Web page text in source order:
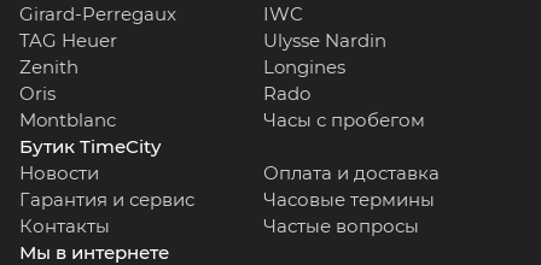
Girard-Perregaux
IWC
TAG Heuer
Ulysse Nardin
Zenith
Longines
Oris
Rado
Montblanc
Часы с пробегом
Бутик TimeCity
Новости
Оплата и доставка
Гарантия и сервис
Часовые термины
Контакты
Частые вопросы
Мы в интернете